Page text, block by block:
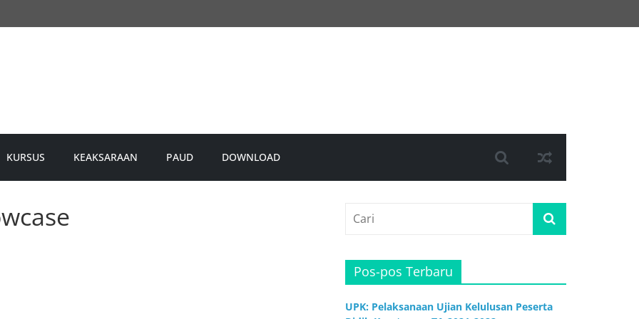
KURSUS KEAKSARAAN PAUD DOWNLOAD
Pos-pos Terbaru
UPK: Pelaksanaan Ujian Kelulusan Peserta